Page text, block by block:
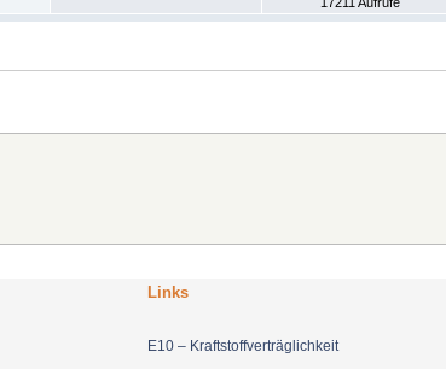
Links
E10 – Kraftstoffverträglichkeit